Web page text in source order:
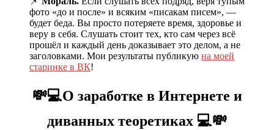
фото «до и после» и всяким «писакам писем», —
будет беда. Вы просто потеряете время, здоровье и
веру в себя. Слушать стоит тех, кто сам через всё
прошёл и каждый день доказывает это делом, а не
заголовками. Мои результаты публикую на моей
старинке в ВК!
💸💻О заработке в Интернете и
диванных теоретиках 💻💸